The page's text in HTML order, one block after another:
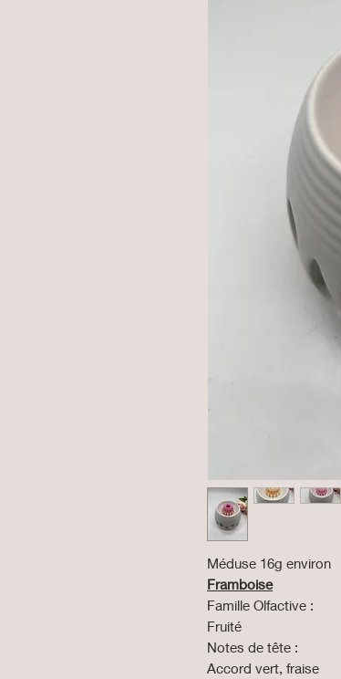
Méduse 16g environ
Framboise
Famille Olfactive :
Fruité
Notes de tête :
Accord vert, fraise